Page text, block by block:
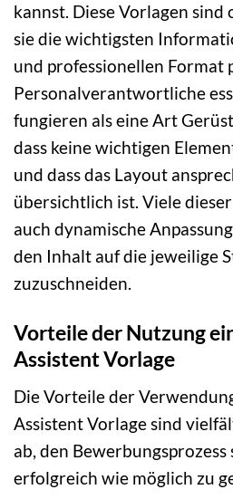
kannst. Diese Vorlagen sind
sie die wichtigsten
und professionellen Format
Personalverantwortliche
fungieren als eine Art
dass keine wichtigen
und dass das Layout
übersichtlich ist. Viele
auch dynamische
den Inhalt auf die jeweilige
zuzuschneiden.
Vorteile der Nutzung
Assistent Vorlage
Die Vorteile der
Assistent Vorlage sind
ab, den
erfolgreich wie möglich zu